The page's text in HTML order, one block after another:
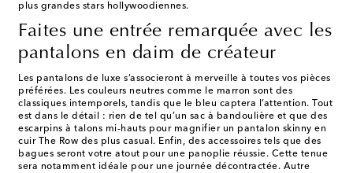
plus grandes stars hollywoodiennes.
Faites une entrée remarquée avec les
pantalons en daim de créateur
Les pantalons de luxe s’associeront à merveille à toutes vos pièces
préférées. Les couleurs neutres comme le marron sont des
classiques intemporels, tandis que le bleu captera l’attention. Tout
est dans le détail : rien de tel qu’un sac à bandoulière et que des
escarpins à talons mi-hauts pour magnifier un pantalon skinny en
cuir The Row des plus casual. Enfin, des accessoires tels que des
bagues seront votre atout pour une panoplie réussie. Cette tenue
sera notamment idéale pour une journée décontractée. Autre